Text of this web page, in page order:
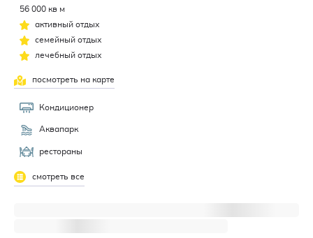
56 000 кв м
активный отдых
семейный отдых
лечебный отдых
посмотреть на карте
Кондиционер
Аквапарк
рестораны
смотреть все